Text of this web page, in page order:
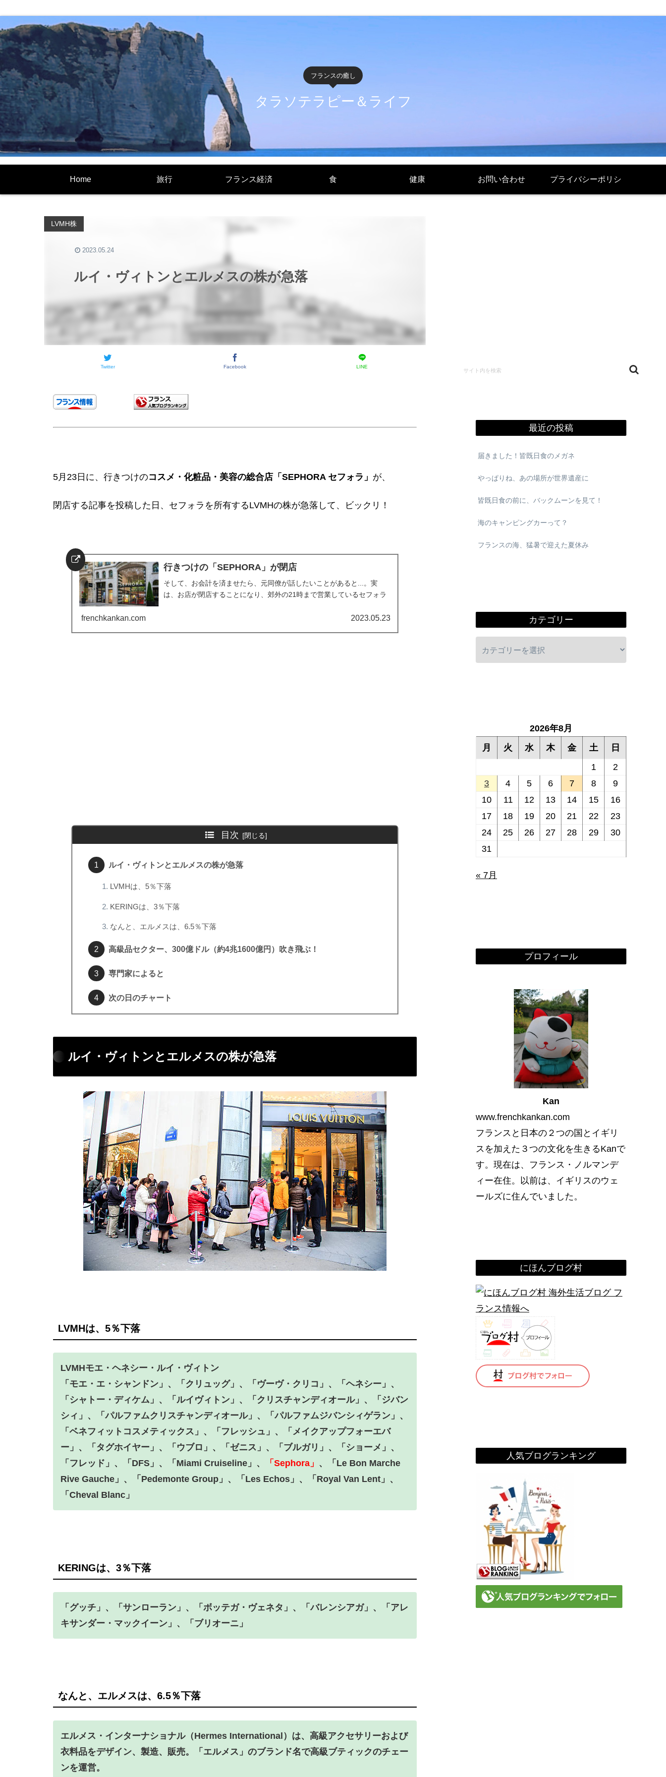
フランスの癒し
タラソテラピー＆ライフ
Home 旅行 フランス経済 食 健康 お問い合わせ プライバシーポリシ
ルイ・ヴィトンとエルメスの株が急落
LVMH株
Twitter Facebook LINE
2023.05.24
5月23日に、行きつけのコスメ・化粧品・美容の総合店「SEPHORA セフォラ」 が、
閉店する記事を投稿した日、セフォラを所有するLVMHの株が急落して、ビックリ！
行きつけの「SEPHORA」が閉店
そして、お会計を済ませたら、元同僚が話したいことがあると...。実
は、お店が閉店することになり、郊外の21時まで営業しているセフォラ
frenchkankan.com 2023.05.23
目次
ルイ・ヴィトンとエルメスの株が急落
LVMHは、5％下落
KERINGは、3％下落
なんと、エルメスは、6.5％下落
高級品セクター、300億ドル（約4兆1600億円）吹き飛ぶ！
専門家によると
次の日のチャート
ルイ・ヴィトンとエルメスの株が急落
LVMHは、5％下落
LVMHモエ・ヘネシー・ルイ・ヴィトン
「モエ・エ・シャンドン」、「クリュッグ」、「ヴーヴ・クリコ」、「ヘネシー」、
「シャトー・ディケム」、「ルイヴィトン」、「クリスチャンディオール」、「ジバン
シィ」、「パルファムクリスチャンディオール」、「パルファムジバンシィゲラン」、
「ベネフィットコスメティックス」、「フレッシュ」、「メイクアップフォーエバ
ー」、「タグホイヤー」、「ウブロ」、「ゼニス」、「ブルガリ」、「ショーメ」、
「フレッド」、「DFS」、「Miami Cruiseline」、
「Sephora」 、「Le Bon Marche
Rive Gauche」、「Pedemonte Group」、「Les Echos」、「Royal Van Lent」、
「Cheval Blanc」
KERINGは、3％下落
「グッチ」、「サンローラン」、「ボッテガ・ヴェネタ」、「バレンシアガ」、「アレ
キサンダー・マックイーン」、「ブリオーニ」
なんと、エルメスは、6.5％下落
エルメス・インターナショナル（Hermes International）は、高級アクセサリーおよび
衣料品をデザイン、製造、販売。「エルメス」のブランド名で高級ブティックのチェー
ンを運営。
最近の投稿
届きました！皆既日食のメガネ
やっぱりね、あの場所が世界遺産に
皆既日食の前に、バックムーンを見て！
海のキャンピングカーって？
フランスの海、猛暑で迎えた夏休み
カテゴリー
2026年8月
月
火 水 木 金 土
日
1
2
3
4 5 6 7 8
9
10
11 12 13 14 15
16
17
18 19 20 21 22
23
24
25 26 27 28 29
30
31
« 7月
プロフィール
Kan
www.frenchkankan.com
フランスと日本の２つの国とイギリ
スを加えた３つの文化を生きるKanで
す。現在は、フランス・ノルマンデ
ィー在住。以前は、イギリスのウェ
ールズに住んでいました。
にほんブログ村
人気ブログランキング